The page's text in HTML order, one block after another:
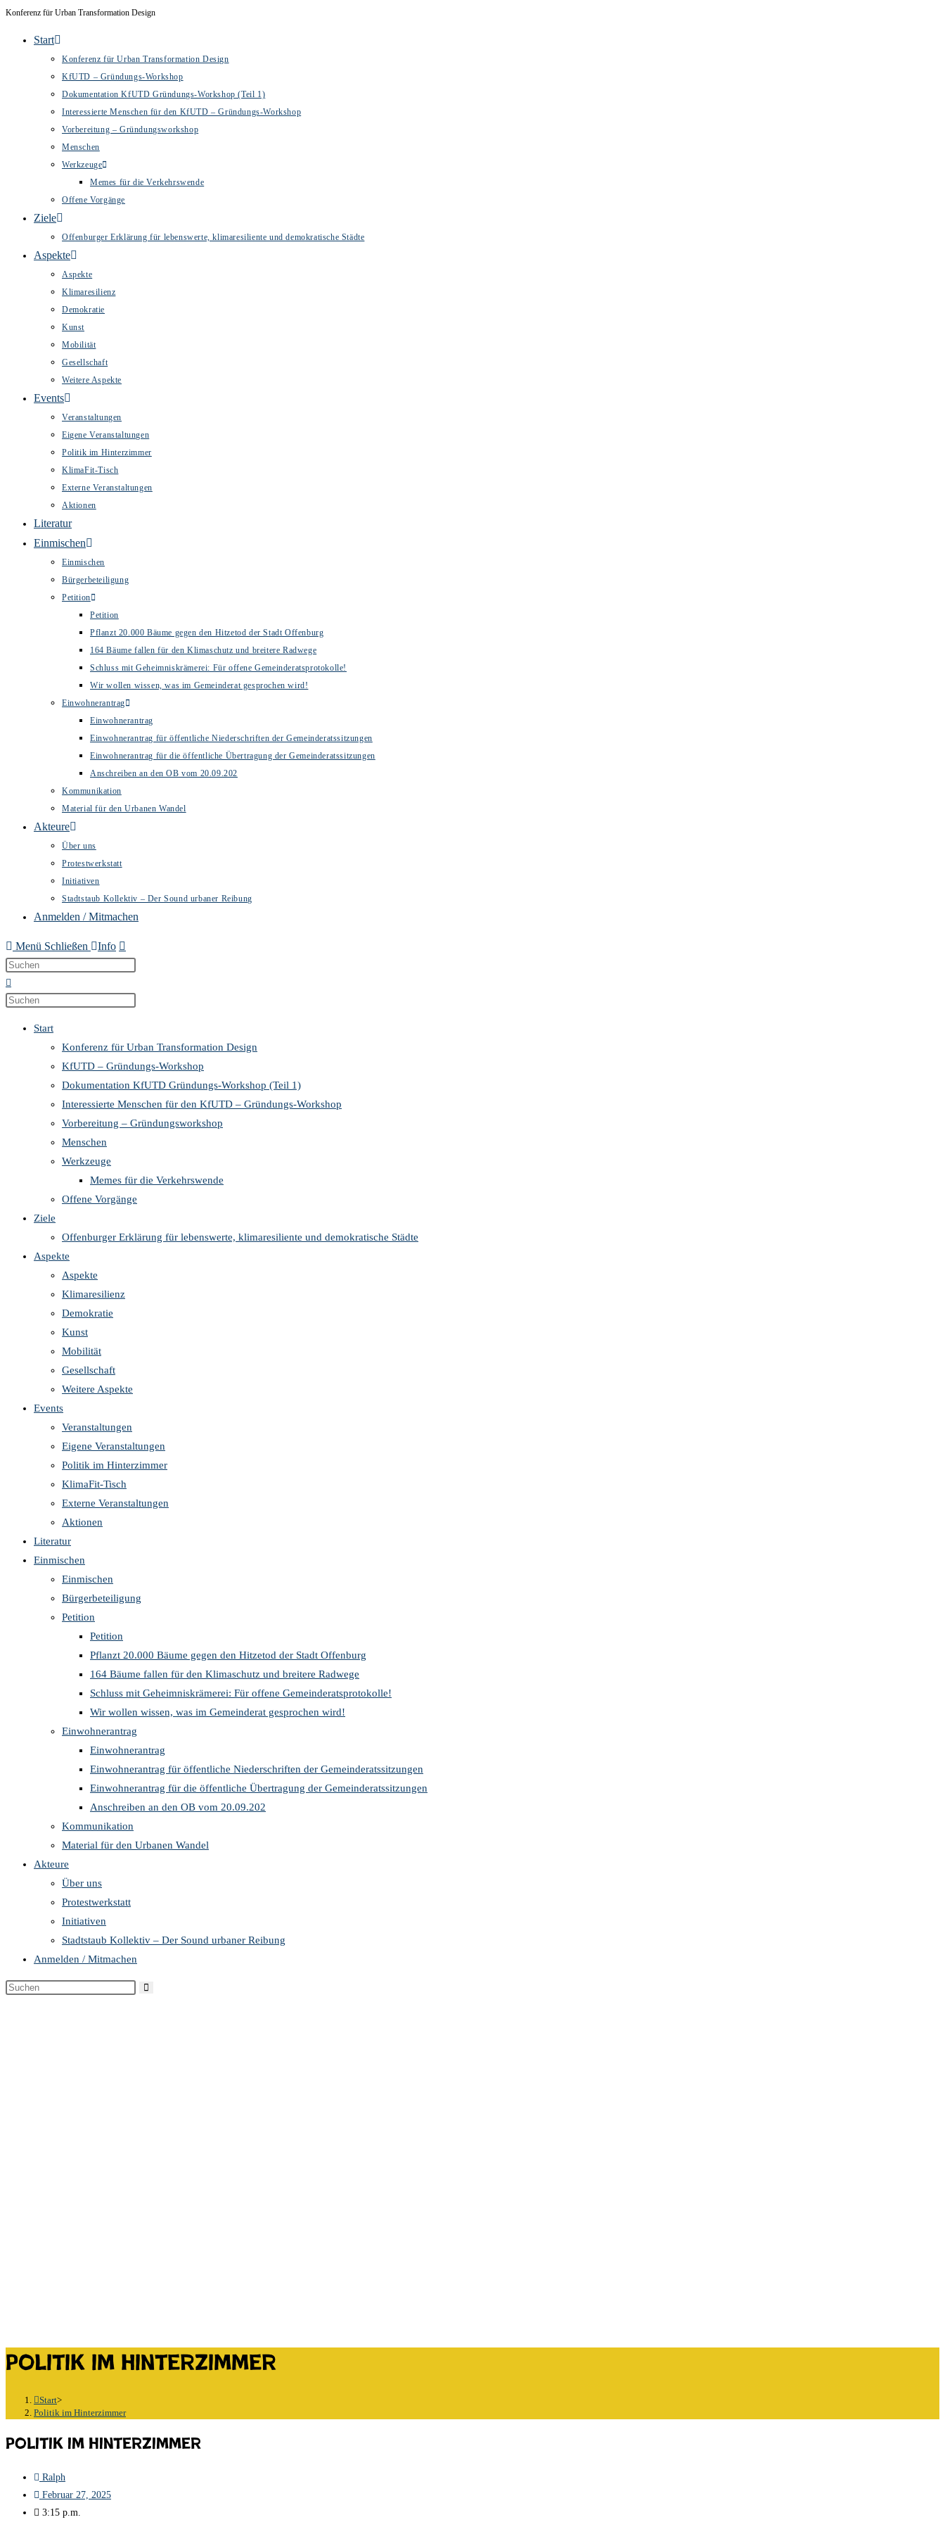
Zum
Konferenz für Urban Transformation Design
Start
Konferenz für Urban Transformation Design
KfUTD – Gründungs-Workshop
Dokumentation KfUTD Gründungs-Workshop (Teil 1)
Interessierte Menschen für den KfUTD – Gründungs-Workshop
Vorbereitung – Gründungsworkshop
Menschen
Werkzeuge
Memes für die Verkehrswende
Offene Vorgänge
Ziele
Offenburger Erklärung für lebenswerte, klimaresiliente und demokratische Städte
Aspekte
Aspekte
Klimaresilienz
Demokratie
Kunst
Mobilität
Gesellschaft
Weitere Aspekte
Events
Veranstaltungen
Eigene Veranstaltungen
Politik im Hinterzimmer
KlimaFit-Tisch
Externe Veranstaltungen
Aktionen
Literatur
Einmischen
Einmischen
Bürgerbeteiligung
Petition
Petition
Pflanzt 20.000 Bäume gegen den Hitzetod der Stadt Offenburg
164 Bäume fallen für den Klimaschutz und breitere Radwege
Schluss mit Geheimniskrämerei: Für offene Gemeinderatsprotokolle!
Wir wollen wissen, was im Gemeinderat gesprochen wird!
Einwohnerantrag
Einwohnerantrag
Einwohnerantrag für öffentliche Niederschriften der Gemeinderatssitzungen
Einwohnerantrag für die öffentliche Übertragung der Gemeinderatssitzungen
Anschreiben an den OB vom 20.09.202
Kommunikation
Material für den Urbanen Wandel
Akteure
Über uns
Protestwerkstatt
Initiativen
Stadtstaub Kollektiv – Der Sound urbaner Reibung
Anmelden / Mitmachen
Menü Schließen Info
Diese
Website
durchsuchen
search
panel.
close
the
search
panel.
Start
Konferenz für Urban Transformation Design
KfUTD – Gründungs-Workshop
Dokumentation KfUTD Gründungs-Workshop (Teil 1)
Interessierte Menschen für den KfUTD – Gründungs-Workshop
Vorbereitung – Gründungsworkshop
Menschen
Werkzeuge
Memes für die Verkehrswende
Offene Vorgänge
Ziele
Offenburger Erklärung für lebenswerte, klimaresiliente und demokratische Städte
Aspekte
Aspekte
Klimaresilienz
Demokratie
Kunst
Mobilität
Gesellschaft
Weitere Aspekte
Events
Veranstaltungen
Eigene Veranstaltungen
Politik im Hinterzimmer
KlimaFit-Tisch
Externe Veranstaltungen
Aktionen
Literatur
Einmischen
Einmischen
Bürgerbeteiligung
Petition
Petition
Pflanzt 20.000 Bäume gegen den Hitzetod der Stadt Offenburg
164 Bäume fallen für den Klimaschutz und breitere Radwege
Schluss mit Geheimniskrämerei: Für offene Gemeinderatsprotokolle!
Wir wollen wissen, was im Gemeinderat gesprochen wird!
Einwohnerantrag
Einwohnerantrag
Einwohnerantrag für öffentliche Niederschriften der Gemeinderatssitzungen
Einwohnerantrag für die öffentliche Übertragung der Gemeinderatssitzungen
Anschreiben an den OB vom 20.09.202
Kommunikation
Material für den Urbanen Wandel
Akteure
Über uns
Protestwerkstatt
Initiativen
Stadtstaub Kollektiv – Der Sound urbaner Reibung
Anmelden / Mitmachen
Diese
Politik im Hinterzimmer
Start>
Politik im Hinterzimmer
Politik im Hinterzimmer
Ralph
Februar 27, 2025
3:15 p.m.